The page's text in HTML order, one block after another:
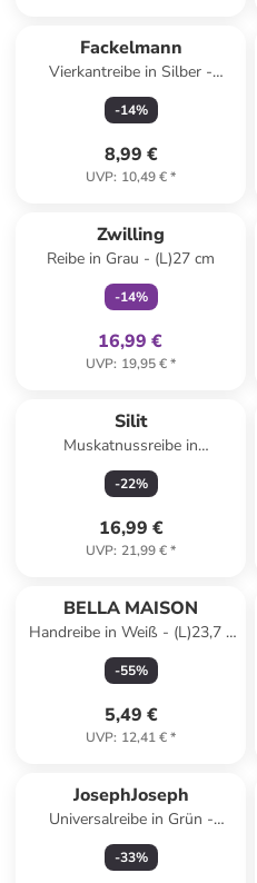
Fackelmann
Vierkantreibe in Silber -
(B)11,5 x (H)21,5 x (T)11,5 cm
-14%
8,99 €
UVP: 10,49 €*
Zwilling
Reibe in Grau - (L)27 cm
-14%
16,99 €
UVP: 19,95 €*
Silit
Muskatnussreibe in
Transparent/ Schwarz - (H)10
cm
-22%
16,99 €
UVP: 21,99 €*
BELLA MAISON
Handreibe in Weiß - (L)23,7 x
(B)5,5 cm
-55%
5,49 €
UVP: 12,41 €*
JosephJoseph
Universalreibe in Grün -
(L)26,5 x (B)8 cm
-33%